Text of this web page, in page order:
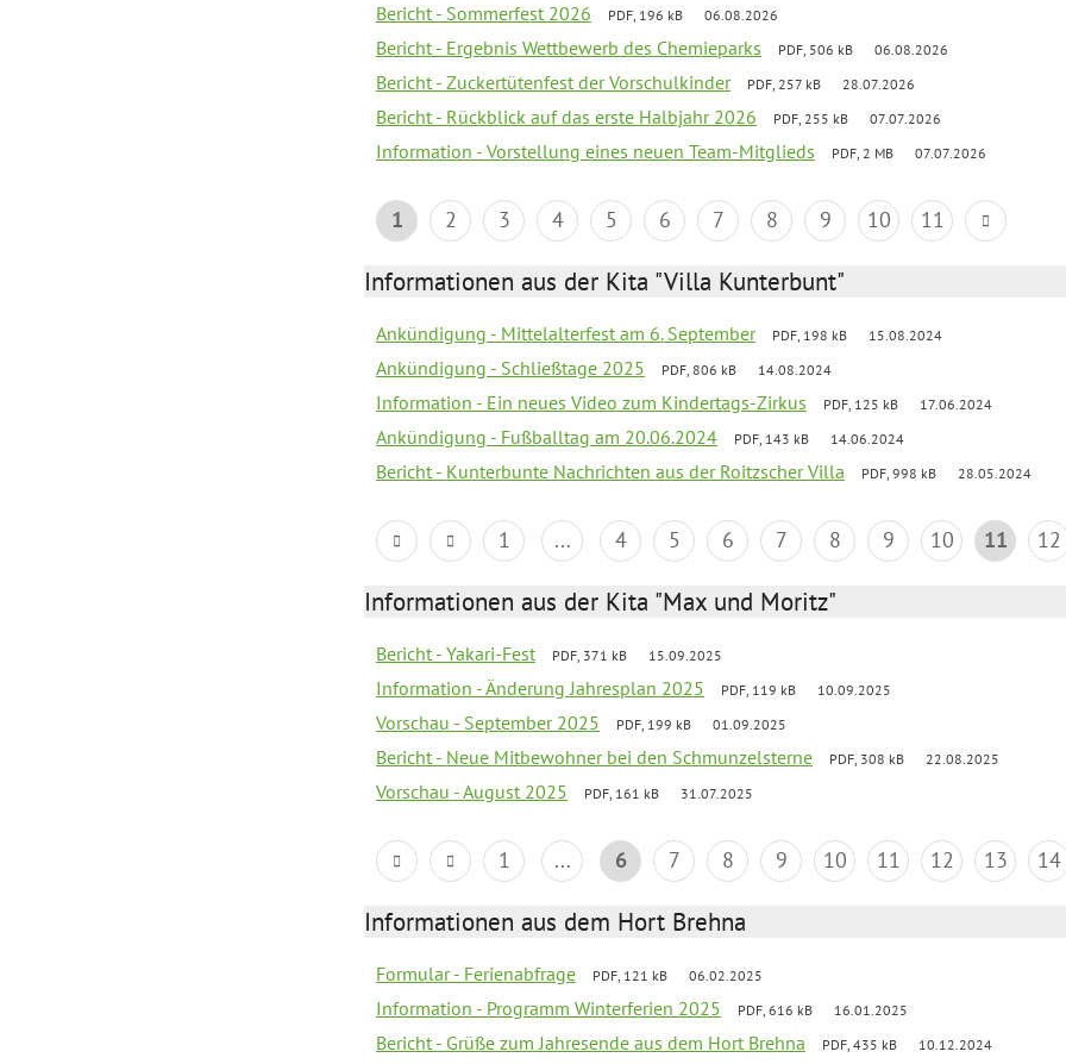
Bericht - Sommerfest 2026 PDF, 196 kB 06.08.2026
Bericht - Ergebnis Wettbewerb des Chemieparks PDF, 506 kB 06.08.2026
Bericht - Zuckertütenfest der Vorschulkinder PDF, 257 kB 28.07.2026
Bericht - Rückblick auf das erste Halbjahr 2026 PDF, 255 kB 07.07.2026
Information - Vorstellung eines neuen Team-Mitglieds PDF, 2 MB 07.07.2026
1 2 3 4 5 6 7 8 9 10 11
Informationen aus der Kita "Villa Kunterbunt"
Ankündigung - Mittelalterfest am 6. September PDF, 198 kB 15.08.2024
Ankündigung - Schließtage 2025 PDF, 806 kB 14.08.2024
Information - Ein neues Video zum Kindertags-Zirkus PDF, 125 kB 17.06.2024
Ankündigung - Fußballtag am 20.06.2024 PDF, 143 kB 14.06.2024
Bericht - Kunterbunte Nachrichten aus der Roitzscher Villa PDF, 998 kB 28.05.2024
1 ... 4 5 6 7 8 9 10 11 12
Informationen aus der Kita "Max und Moritz"
Bericht - Yakari-Fest PDF, 371 kB 15.09.2025
Information - Änderung Jahresplan 2025 PDF, 119 kB 10.09.2025
Vorschau - September 2025 PDF, 199 kB 01.09.2025
Bericht - Neue Mitbewohner bei den Schmunzelsterne PDF, 308 kB 22.08.2025
Vorschau - August 2025 PDF, 161 kB 31.07.2025
1 ... 6 7 8 9 10 11 12 13 14
Informationen aus dem Hort Brehna
Formular - Ferienabfrage PDF, 121 kB 06.02.2025
Information - Programm Winterferien 2025 PDF, 616 kB 16.01.2025
Bericht - Grüße zum Jahresende aus dem Hort Brehna PDF, 435 kB 10.12.2024